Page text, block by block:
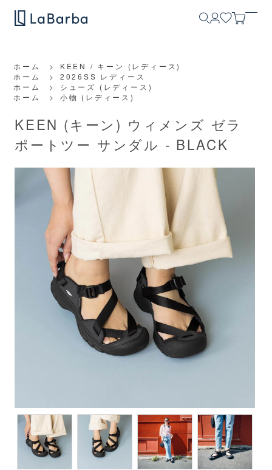
ホーム >
KEEN / キーン (レディース)
ホーム
>
2026SS レディース
ホーム
>
シューズ (レディース)
ホーム
> 小物 (レディース)
KEEN (キーン) ウィメンズ ゼラ
ポートツー サンダル - BLACK